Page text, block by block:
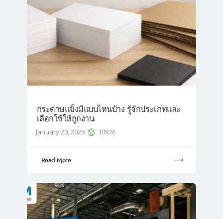
กระดาษแข็งมีแบบไหนบ้าง รู้จักประเภทและ
เลือกใช้ให้ถูกงาน
January 20, 2026 10876
Read More